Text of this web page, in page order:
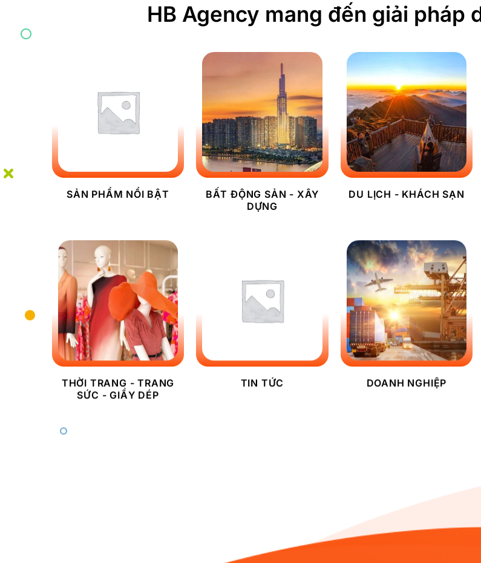
HB Agency mang đến giải pháp
SẢN PHẨM NỔI BẬT
BẤT ĐỘNG SẢN - XÂY
DỰNG
DU LỊCH - KHÁCH SẠN
THỜI TRANG - TRANG
SỨC - GIẦY DÉP
TIN TỨC DOANH NGHIỆP